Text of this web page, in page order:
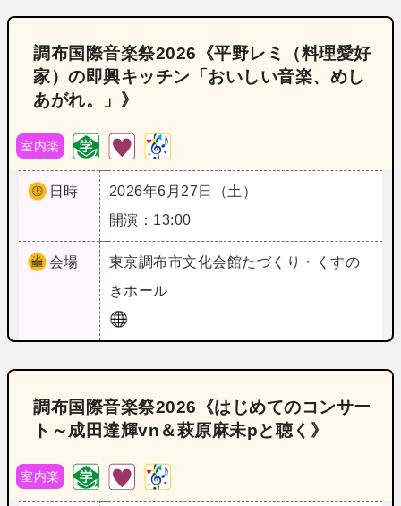
調布国際音楽祭2026《平野レミ（料理愛好
家）の即興キッチン「おいしい音楽、めし
あがれ。」》
室内楽
日時
2026年6月27日（土）
開演：13:00
会場 東京調布市文化会館たづくり・くすの
きホール
調布国際音楽祭2026《はじめてのコンサー
ト～成田達輝vn＆萩原麻未pと聴く》
室内楽